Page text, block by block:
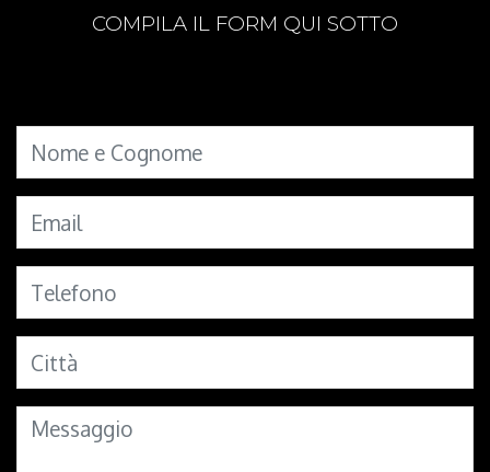
COMPILA IL FORM QUI SOTTO